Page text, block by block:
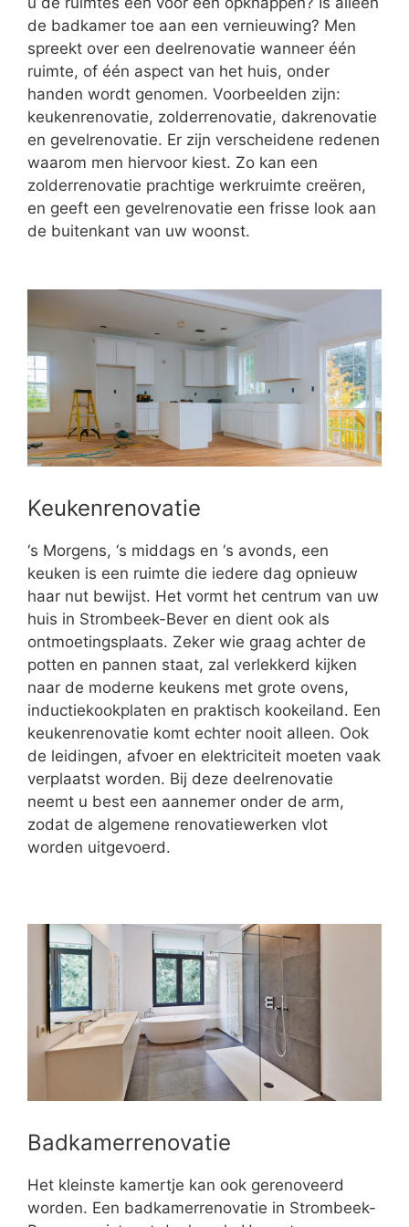
de badkamer toe aan een vernieuwing? Men
spreekt over een deelrenovatie wanneer één
ruimte, of één aspect van het huis, onder
handen wordt genomen. Voorbeelden zijn:
keukenrenovatie, zolderrenovatie, dakrenovatie
en gevelrenovatie. Er zijn verscheidene redenen
waarom men hiervoor kiest. Zo kan een
zolderrenovatie prachtige werkruimte creëren,
en geeft een gevelrenovatie een frisse look aan
de buitenkant van uw woonst.
Keukenrenovatie
‘s Morgens, ‘s middags en ‘s avonds, een
keuken is een ruimte die iedere dag opnieuw
haar nut bewijst. Het vormt het centrum van uw
huis in Strombeek-Bever en dient ook als
ontmoetingsplaats. Zeker wie graag achter de
potten en pannen staat, zal verlekkerd kijken
naar de moderne keukens met grote ovens,
inductiekookplaten en praktisch kookeiland. Een
keukenrenovatie komt echter nooit alleen. Ook
de leidingen, afvoer en elektriciteit moeten vaak
verplaatst worden. Bij deze deelrenovatie
neemt u best een aannemer onder de arm,
zodat de algemene renovatiewerken vlot
worden uitgevoerd.
Badkamerrenovatie
Het kleinste kamertje kan ook gerenoveerd
worden. Een badkamerrenovatie in Strombeek-